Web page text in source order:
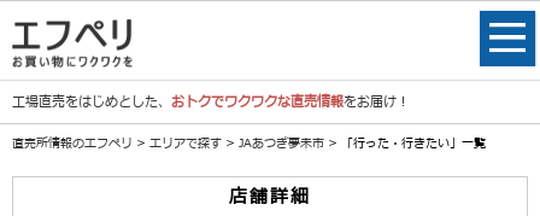
工場直売をはじめとした、 おトクでワクワクな直売情報をお届け！
直売所情報のエフペリ > エリアで探す > JAあつぎ夢未市 > 「行った・行きたい」一覧
店舗詳細